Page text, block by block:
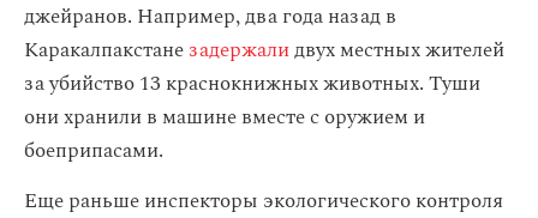
джейранов. Например, два года назад в
Каракалпакстанезадержалидвух местных жителей
за убийство 13 краснокнижных животных. Туши
они хранили в машине вместе с оружием и
боеприпасами.
Еще раньше инспекторы экологического контроля